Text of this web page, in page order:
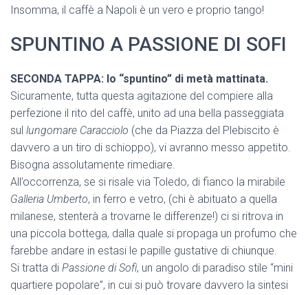
Insomma, il caffè a Napoli è un vero e proprio tango!
SPUNTINO A PASSIONE DI SOFI
SECONDA TAPPA: lo “spuntino” di metà mattinata.
Sicuramente, tutta questa agitazione del compiere alla
perfezione il rito del caffè, unito ad una bella passeggiata
sul lungomare Caracciolo (che da Piazza del Plebiscito è
davvero a un tiro di schioppo), vi avranno messo appetito.
Bisogna assolutamente rimediare.
All’occorrenza, se si risale via Toledo, di fianco la mirabile
Galleria Umberto, in ferro e vetro, (chi è abituato a quella
milanese, stenterà a trovarne le differenze!) ci si ritrova in
una piccola bottega, dalla quale si propaga un profumo che
farebbe andare in estasi le papille gustative di chiunque.
Si tratta di Passione di Sofì, un angolo di paradiso stile “mini
quartiere popolare”, in cui si può trovare davvero la sintesi